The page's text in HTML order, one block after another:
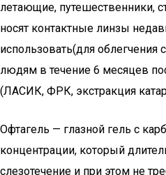
летающие, путешественники,
носят контактные линзы
использовать(для облегчения
людям в течение 6 месяцев
(ЛАСИК, ФРК, экстракция
Офтагель — глазной гель с
концентрации, который
слезотечение и при этом не